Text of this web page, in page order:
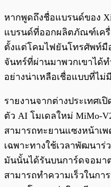
หากพูดถึงชื่อแบรนด์ของ
แบรนด์ที่ออกผลิตภัณฑ์เครื่
ตั้งแต่โคมไฟยันโทรศัพท์มื
จันทร์ที่ผ่านมาพวกเขาได้
อย่างน่าเหลือเชื่อแบบที่ไม่
รายงานจากต่างประเทศเ
ตัว AI โมเดลใหม่ MiMo-
สามารถทะยานแซงหน้าเ
เฉพาะทางใช้เวลาพัฒนาร่
มันนั้นได้รันบนการ์ดจอมา
สามารถทำความเร็วในกา